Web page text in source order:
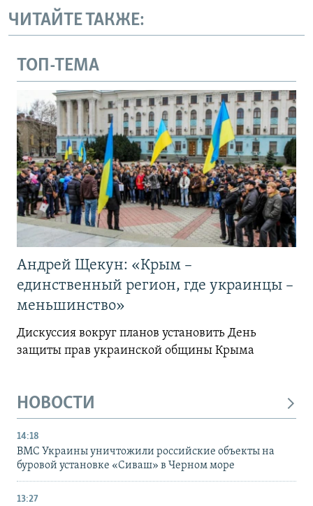
ЧИТАЙТЕ ТАКЖЕ:
ТОП-ТЕМА
Андрей Щекун: «Крым –
единственный регион, где украинцы –
меньшинство»
Дискуссия вокруг планов установить День
защиты прав украинской общины Крыма
НОВОСТИ
14:18
ВМС Украины уничтожили российские объекты на
буровой установке «Сиваш» в Черном море
13:27